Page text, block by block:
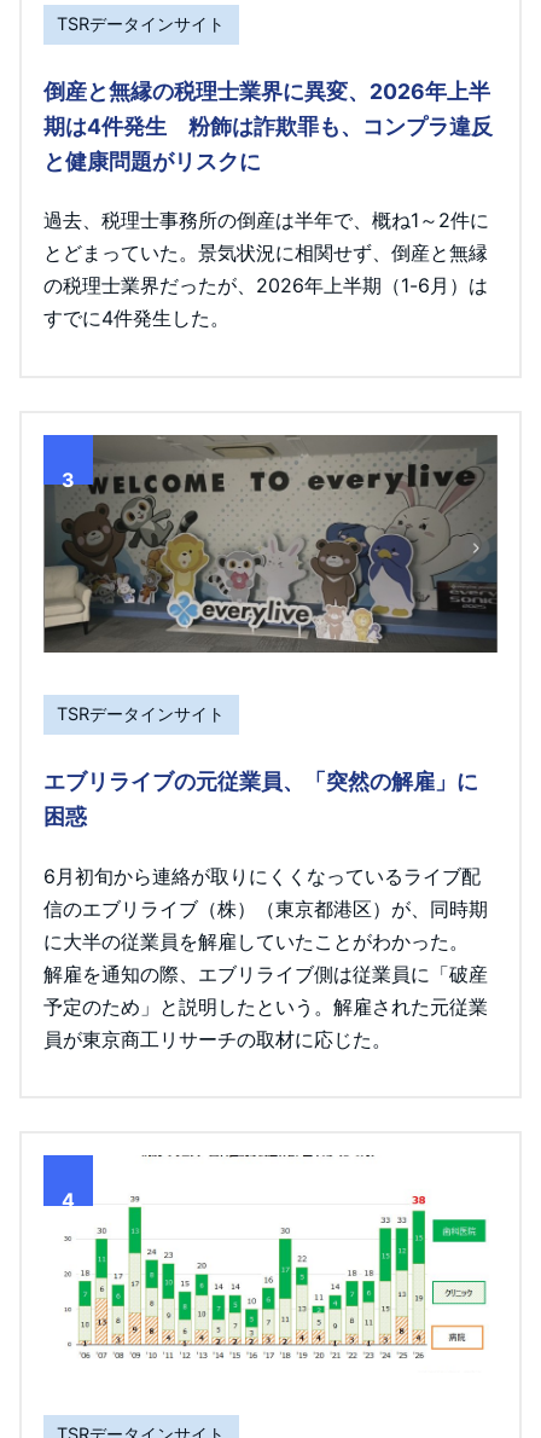
TSRデータインサイト
倒産と無縁の税理士業界に異変、2026年上半
期は4件発生 粉飾は詐欺罪も、コンプラ違反
と健康問題がリスクに
過去、税理士事務所の倒産は半年で、概ね1～2件に
とどまっていた。景気状況に相関せず、倒産と無縁
の税理士業界だったが、2026年上半期（1-6月）は
すでに4件発生した。
3
TSRデータインサイト
エブリライブの元従業員、「突然の解雇」に
困惑
6月初旬から連絡が取りにくくなっているライブ配
信のエブリライブ（株）（東京都港区）が、同時期
に大半の従業員を解雇していたことがわかった。
解雇を通知の際、エブリライブ側は従業員に「破産
予定のため」と説明したという。解雇された元従業
員が東京商工リサーチの取材に応じた。
4